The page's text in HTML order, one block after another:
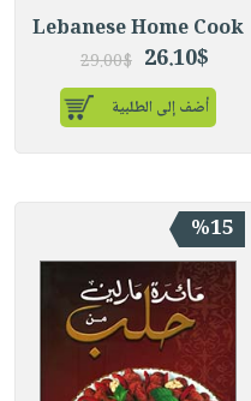
Lebanese Home Cook
26.10$
29.00$
أضف إلى الطلبية
%15